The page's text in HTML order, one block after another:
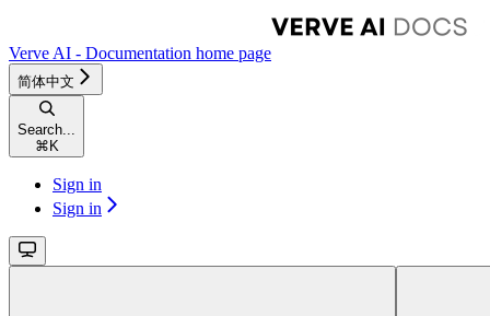
Verve AI - Documentation home page
简体中文
Search...
⌘ K
Sign in
Sign in